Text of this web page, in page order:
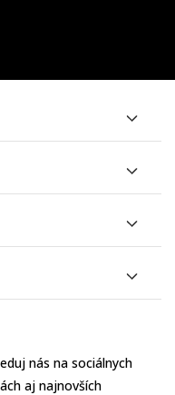
nás na sociálnych
aj najnovších